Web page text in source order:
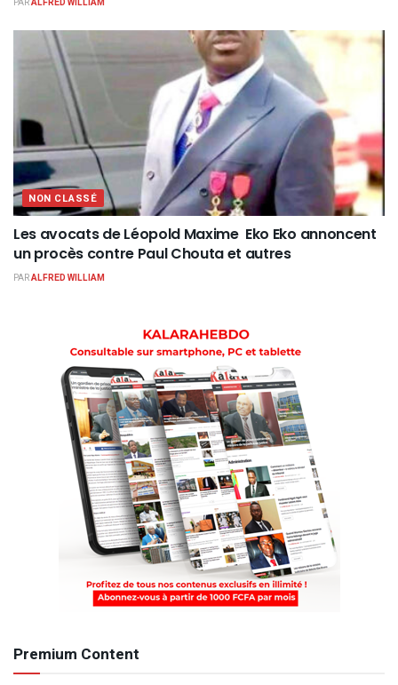
PARALFRED WILLIAM
NON CLASSÉ
Les avocats de Léopold Maxime Eko Eko annoncent
un procès contre Paul Chouta et autres
PARALFRED WILLIAM
Premium Content